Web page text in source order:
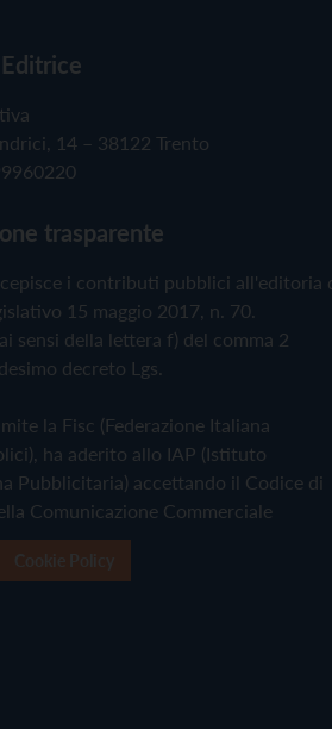
14 – 38122 Trento
trasparente
i contributi pubblici all'editoria
15 maggio 2017, n. 70.
sensi della lettera f) del comma 2
decreto Lgs.
la Fisc (Federazione Italiana
ha aderito allo IAP (Istituto
Pubblicitaria) accettando il Codice di
Comunicazione Commerciale